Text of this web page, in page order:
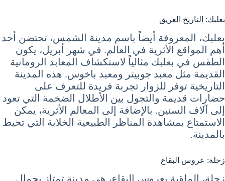
بعلبك: التاريخ العريق
بعلبك، المعروفة أيضاً باسم مدينة الشمس، تحتضن أحد
أهم المواقع الأثرية في العالم. في شهر أبريل، يكون
الطقس في بعلبك مثالياً لاستكشاف المعابد الرومانية
القديمة مثل معبد جوبيتر ومعبد باخوس. هذه المدينة
التاريخية توفر للزوار تجربة فريدة للتعرف على
حضارات قديمة والتجول بين الأطلال الضخمة التي تعود
إلى آلاف السنين. بالإضافة إلى المعالم الأثرية، يمكن
الاستمتاع بمشاهدة المناظر الطبيعية الخلابة التي تحيط
بالمدينة.
زحلة: عروس البقاع
زحلة، الملقبة بعروس البقاع، هي مدينة تمتاز بجمال